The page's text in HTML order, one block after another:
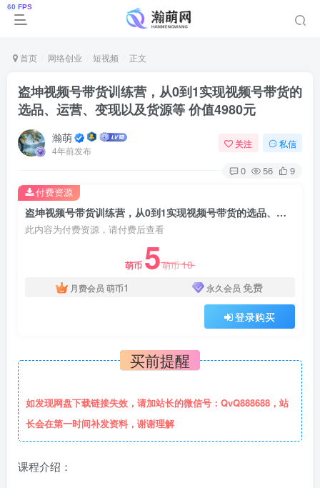
首页 网络创业 短视频 正文
盗坤视频号带货训练营，从0到1实现视频号带货的
选品、运营、变现以及货源等 价值4980元
瀚萌
4年前发布
关注 私信
0 56 9
盗坤视频号带货训练营，从0到1实现视频号带货的选品、运营、变现以及货源等 价值4980元
此内容为付费资源，请付费后查看
萌币 5萌币10
月费会员 萌币1 永久会员 免费
登录购买
付费资源
买前提醒
如发现网盘下载链接失效，请加站长的微信号：QvQ888688，站
长会在第一时间补发资料，谢谢理解
课程介绍：